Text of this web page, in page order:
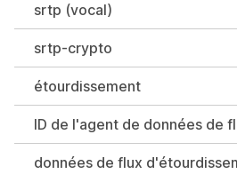
srtp (vocal)
srtp-crypto
étourdissement
ID de l'agent de données de
données de flux